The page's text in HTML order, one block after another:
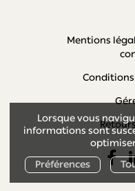
Lorsque vous
informations sont
Préférences
Mentions